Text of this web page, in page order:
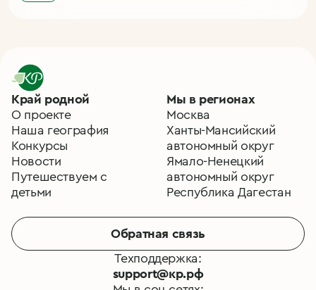
Край родной
О проекте
Наша география
Конкурсы
Новости
Путешествуем с
детьми
Мы в регионах
Москва
Ханты-Мансийский
автономный округ
Ямало-Ненецкий
автономный округ
Республика Дагестан
Обратная связь
Техподдержка:
support@кр.рф